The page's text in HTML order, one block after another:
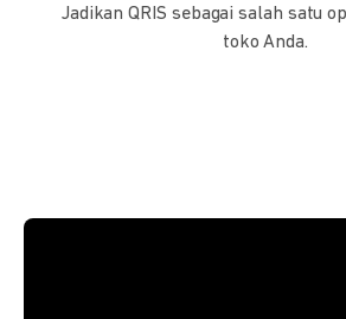
Jadikan QRIS sebagai salah satu
toko Anda.